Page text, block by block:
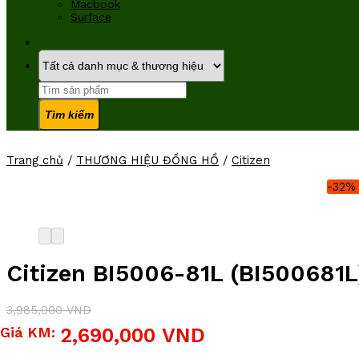
Macbook
Surface
Tìm
kiếm:
Trang chủ / THƯƠNG HIỆU ĐỒNG HỒ / Citizen
-32%
Citizen BI5006-81L
3,985,000VND
Giá
2,690,000 VND
Giá
Giá KM: